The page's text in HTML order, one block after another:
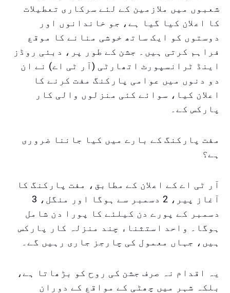
شعبوں میں ملازمین کے لئے سرکاری تعطیلات
کا اعلان کیا گیا ہے، جو خاندانوں اور
دوستوں کو ایک ساتھ خوشی منانے کا موقع
فراہم کرتی ہیں۔ جشن کے طور پر، دبئی روڈز
اینڈ ٹرانسپورٹ اتھارٹی (آر ٹی اے) نے ان
دو دنوں میں عوامی پارکنگ مفت کرنے کا
اعلان کیا، سوائے کئی منزلوں والی کار
پارکس کے۔
مفت پارکنگ کے بارے میں کیا جاننا ضروری
ہے؟
آر ٹی اے کے اعلان کے مطابق، مفت پارکنگ کا
آغاز پیر، 2 دسمبر سے ہوگا اور منگل، 3
دسمبر کے پورے دن کیلئے کا پورا دن شامل
ہوگا۔ واحد استثناء چند منزلہ کار پارکس
ہیں، جہاں معمول کی چارجز جاری رہیں گے۔
یہ اقدام نہ صرف جشن کی روح کو بڑھاتا ہے،
بلکہ شہر میں چھٹی کے مواقع کے دوران